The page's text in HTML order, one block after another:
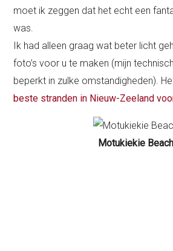
moet ik zeggen dat het echt een
was.
Ik had alleen graag wat beter licht
foto’s voor u te maken (mijn
beperkt in zulke omstandigheden).
beste stranden in Nieuw-Zeeland
Motukiekie Beach